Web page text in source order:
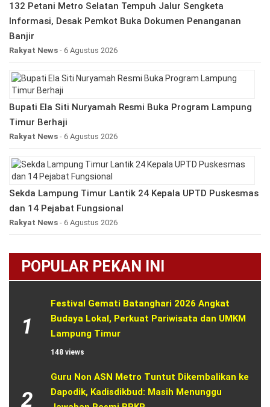
132 Petani Metro Selatan Tempuh Jalur Sengketa
Informasi, Desak Pemkot Buka Dokumen Penanganan
Banjir
Rakyat News - 6 Agustus 2026
Bupati Ela Siti Nuryamah Resmi Buka Program Lampung
Timur Berhaji
Rakyat News - 6 Agustus 2026
Sekda Lampung Timur Lantik 24 Kepala UPTD Puskesmas
dan 14 Pejabat Fungsional
Rakyat News - 6 Agustus 2026
POPULAR PEKAN INI
1
Festival Gemati Batanghari 2026 Angkat
Budaya Lokal, Perkuat Pariwisata dan UMKM
Lampung Timur
148 views
2
Guru Non ASN Metro Tuntut Dikembalikan ke
Dapodik, Kadisdikbud: Masih Menunggu